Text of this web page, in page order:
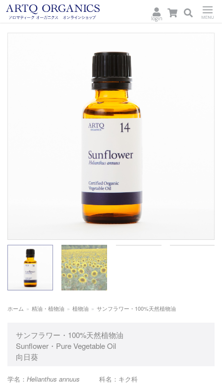
ARTQ
login
Menu
ホーム » 精油・植物油 » 植物油 » サンフラワー・100%天然植物油
サンフラワー・100%天然植物油
Sunflower・Pure Vegetable Oil
向日葵
学名： Helianthus annuus
科名：キク科